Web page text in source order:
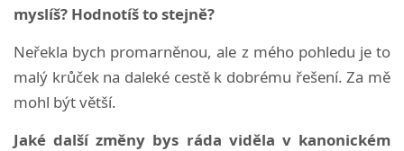
myslíš? Hodnotíš to stejně?
Neřekla bych promarněnou, ale z mého pohledu je to
malý krůček na daleké cestě k dobrému řešení. Za mě
mohl být větší.
Jaké další změny bys ráda viděla v kanonickém